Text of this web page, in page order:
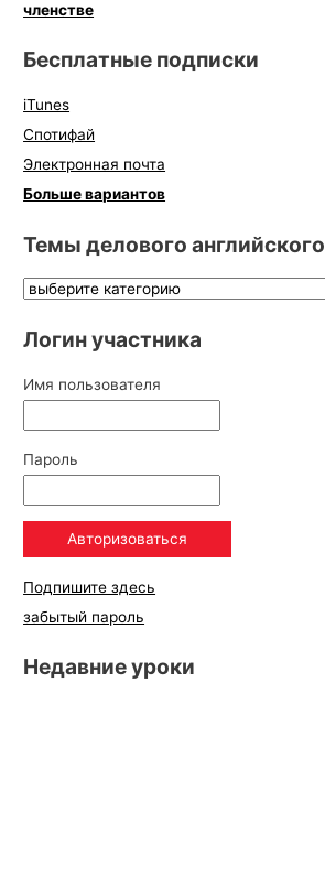
членстве
Бесплатные подписки
iTunes
Спотифай
Электронная почта
Больше вариантов
Темы делового английского
Логин участника
Имя пользователя
Пароль
Подпишите здесь
забытый пароль
Недавние уроки